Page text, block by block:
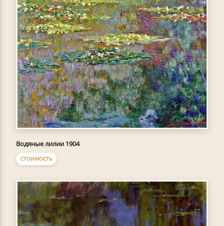
Водяные лилии 1904
СТОИМОСТЬ